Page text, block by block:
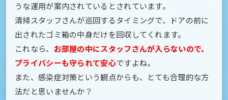
うな運用が案内されているとされています。
清掃スタッフさんが巡回するタイミングで、ドアの前に
出されたゴミ箱の中身だけを回収してくれます。
これなら、 お部屋の中にスタッフさんが入らないので、
プライバシーも守られて安心ですよね。
また、感染症対策という観点からも、とても合理的な方
法だと思いませんか？